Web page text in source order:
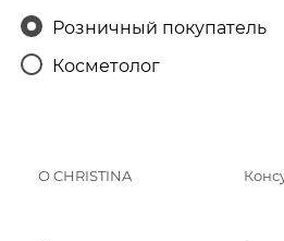
Розничный покупатель
Косметолог
О CHRISTINA